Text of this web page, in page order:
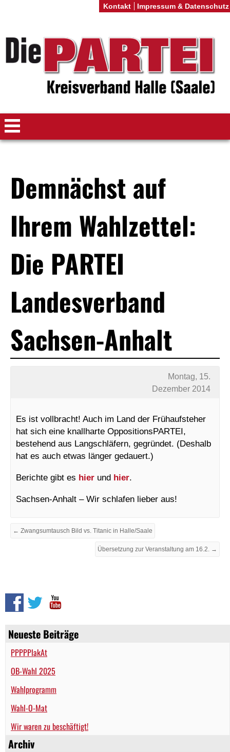
Neueste Beiträge
PPPPPlakAt
OB-Wahl 2025
Wahlprogramm
Wahl-O-Mat
Wir waren zu beschäftigt!
Archiv
Demnächst auf
Ihrem Wahlzettel:
Die PARTEI
Landesverband
Sachsen-Anhalt
Montag, 15.
Dezember 2014
Es ist vollbracht! Auch im Land der Frühaufsteher
hat sich eine knallharte OppositionsPARTEI,
bestehend aus Langschläfern, gegründet. (Deshalb
hat es auch etwas länger gedauert.)
Berichte gibt es hier und hier.
Sachsen-Anhalt – Wir schlafen lieber aus!
← Zwangsumtausch Bild vs. Titanic in Halle/Saale
Übersetzung zur Veranstaltung am 16.2. →
Kontakt Impressum & Datenschutz